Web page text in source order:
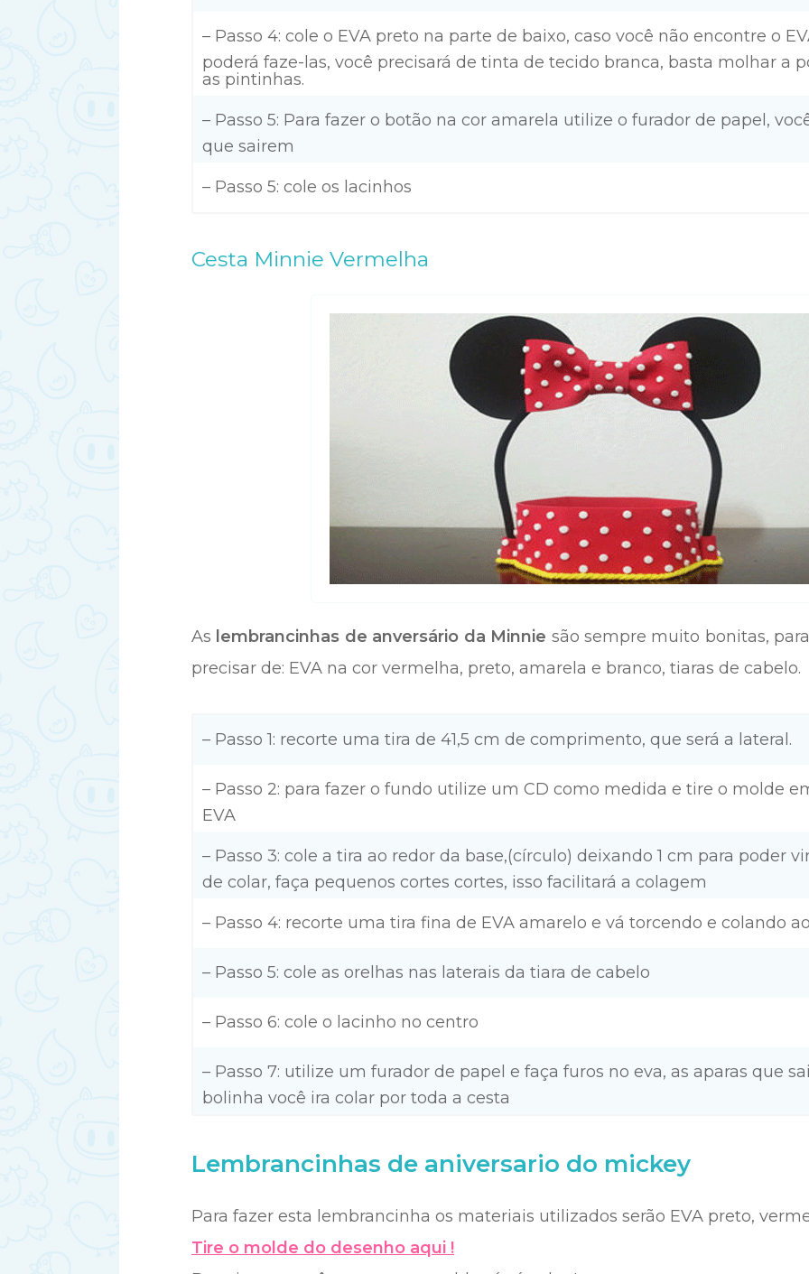
– Passo 4: cole o EVA preto na parte de baixo, caso você não encontre o
poderá faze-las, você precisará de tinta de tecido branca, basta molhar a
as pintinhas.
– Passo 5: Para fazer o botão na cor amarela utilize o furador de papel,
que sairem
– Passo 5: cole os lacinhos
Cesta Minnie Vermelha
As lembrancinhas de anversário da Minnie são sempre muito bonitas,
precisar de: EVA na cor vermelha, preto, amarela e branco, tiaras de cabelo.
– Passo 1: recorte uma tira de 41,5 cm de comprimento, que será a lateral.
– Passo 2: para fazer o fundo utilize um CD como medida e tire o molde
EVA
– Passo 3: cole a tira ao redor da base,(círculo) deixando 1 cm para poder
de colar, faça pequenos cortes cortes, isso facilitará a colagem
– Passo 4: recorte uma tira fina de EVA amarelo e vá torcendo e colando
– Passo 5: cole as orelhas nas laterais da tiara de cabelo
– Passo 6: cole o lacinho no centro
– Passo 7: utilize um furador de papel e faça furos no eva, as aparas que
bolinha você ira colar por toda a cesta
Lembrancinhas de aniversario do mickey
Para fazer esta lembrancinha os materiais utilizados serão EVA preto,
Tire o molde do desenho aqui !